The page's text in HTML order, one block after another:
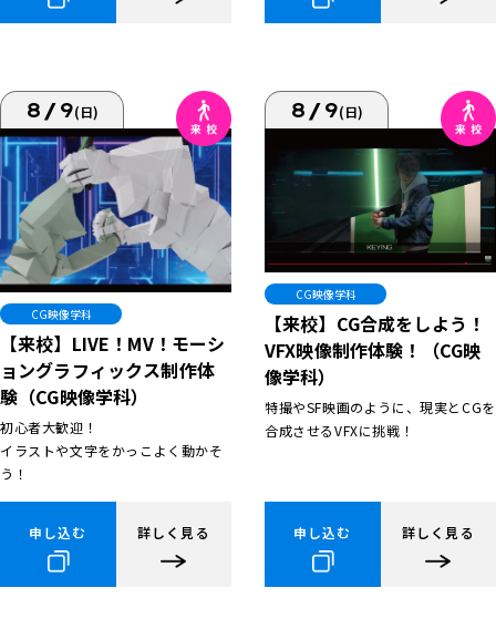
8/9(日)
CG映像学科
【来校】LIVE！MV！モーシ
ョングラフィックス制作体
験（CG映像学科）
初心者大歓迎！
イラストや文字をかっこよく動かそ
う！
申し込む 詳しく見る
8/9(日)
CG映像学科
【来校】CG合成をしよう！
VFX映像制作体験！（CG映
像学科）
特撮やSF映画のように、現実とCGを
合成させるVFXに挑戦！
申し込む 詳しく見る